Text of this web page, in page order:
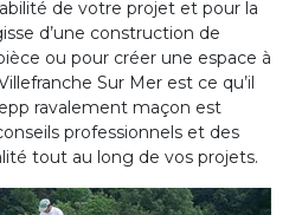
de votre projet et pour la
d’une construction de
ou pour créer une espace à
Sur Mer est ce qu’il
ravalement maçon est
professionnels et des
tout au long de vos projets.